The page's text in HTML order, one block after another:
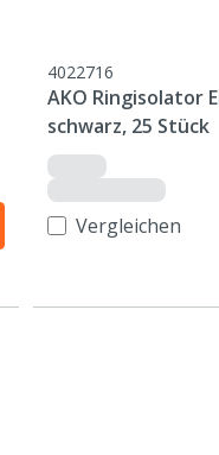
4022716
AKO Ringisolator
schwarz, 25 Stück
Vergleichen